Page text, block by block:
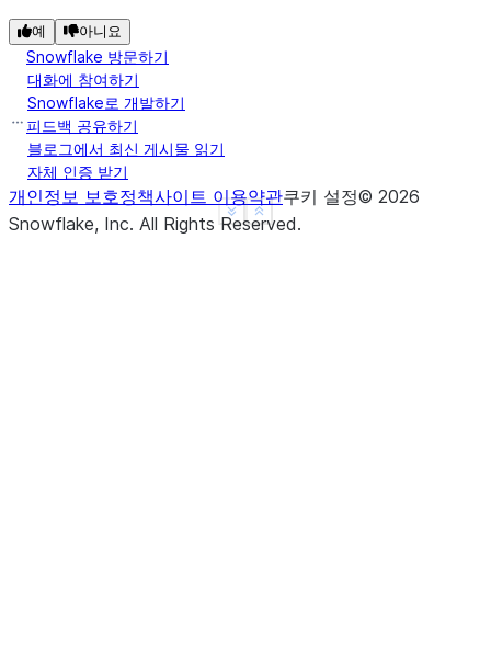
Show less
See more
예 아니요
Snowflake 방문하기
대화에 참여하기
Snowflake로 개발하기
피드백 공유하기
블로그에서 최신 게시물 읽기
자체 인증 받기
개인정보 보호정책사이트 이용약관쿠키 설정© 2026
Snowflake, Inc. All Rights Reserved.